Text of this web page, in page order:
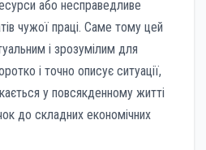
або несправедливе
чужої праці. Саме тому цей
і зрозумілим для
і точно описує ситуації,
у повсякденному житті
до складних економічних